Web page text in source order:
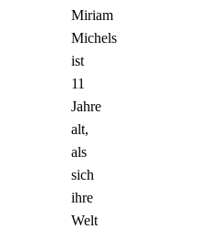
Miriam
Michels
ist
11
Jahre
alt,
als
sich
ihre
Welt